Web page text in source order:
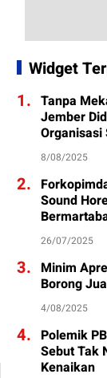
Widget
1. Tanpa
Jember
Organisasi
8/08/2025
2.
Sound
26/07/2025
3. Minim
Borong
4/08/2025
4. Polemik
Sebut Tak
Kenaikan